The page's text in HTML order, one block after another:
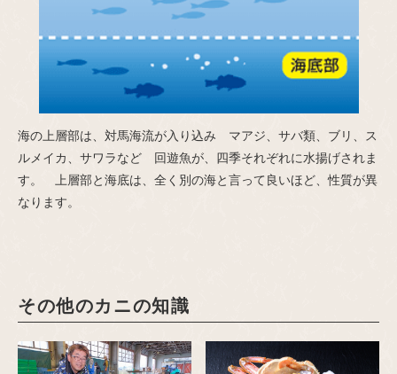
海の上層部は、対馬海流が入り込み マアジ、サバ類、ブリ、ス
ルメイカ、サワラなど 回遊魚が、四季それぞれに水揚げされま
す。 上層部と海底は、全く別の海と言って良いほど、性質が異
なります。
その他のカニの知識